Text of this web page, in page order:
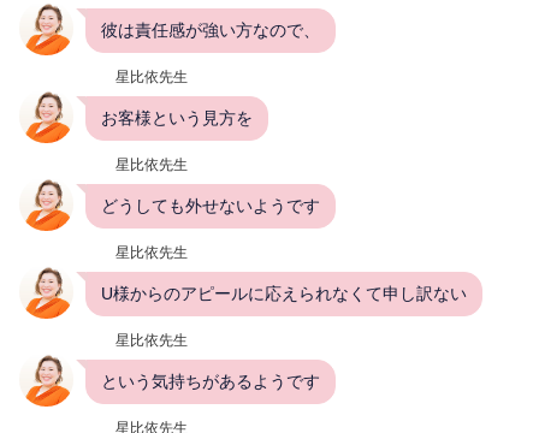
彼は責任感が強い方なので、
星比依先生
お客様という見方を
星比依先生
どうしても外せないようです
星比依先生
U様からのアピールに応えられなくて申し訳ない
星比依先生
という気持ちがあるようです
星比依先生